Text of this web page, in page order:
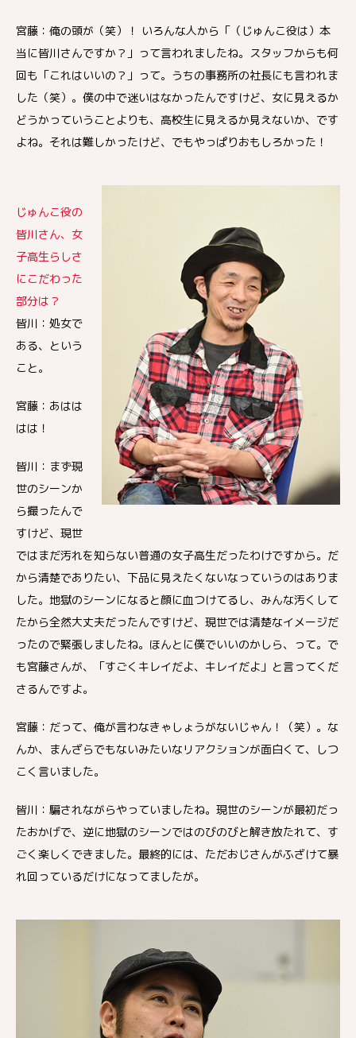
宮藤：俺の頭が（笑）！ いろんな人から「（じゅんこ役は）本
当に皆川さんですか？」って言われましたね。スタッフからも何
回も「これはいいの？」って。うちの事務所の社長にも言われま
した（笑）。僕の中で迷いはなかったんですけど、女に見えるか
どうかっていうことよりも、高校生に見えるか見えないか、です
よね。それは難しかったけど、でもやっぱりおもしろかった！
じゅんこ役の
皆川さん、女
子高生らしさ
にこだわった
部分は？
皆川：処女で
ある、という
こと。
宮藤：あはは
はは！
皆川：まず現
世のシーンか
ら撮ったんで
すけど、現世
ではまだ汚れを知らない普通の女子高生だったわけですから。だ
から清楚でありたい、下品に見えたくないなっていうのはありま
した。地獄のシーンになると顔に血つけてるし、みんな汚くして
たから全然大丈夫だったんですけど、現世では清楚なイメージだ
ったので緊張しましたね。ほんとに僕でいいのかしら、って。で
も宮藤さんが、「すごくキレイだよ、キレイだよ」と言ってくだ
さるんですよ。
宮藤：だって、俺が言わなきゃしょうがないじゃん！（笑）。な
んか、まんざらでもないみたいなリアクションが面白くて、しつ
こく言いました。
皆川：騙されながらやっていましたね。現世のシーンが最初だっ
たおかげで、逆に地獄のシーンではのびのびと解き放たれて、す
ごく楽しくできました。最終的には、ただおじさんがふざけて暴
れ回っているだけになってましたが。